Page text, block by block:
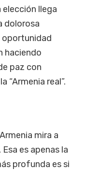
elección llega
dolorosa
oportunidad
haciendo
paz con
“Armenia real”.
mira a
es apenas la
profunda es si